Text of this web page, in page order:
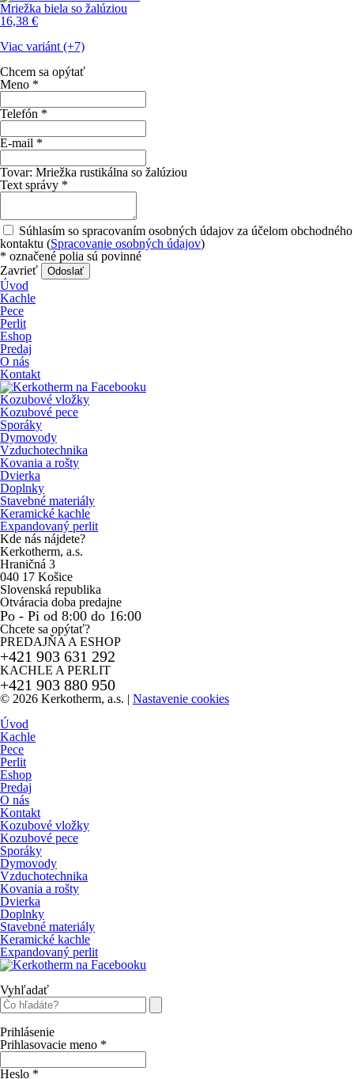
Mriežka biela so žalúziou
16,38 €
Viac variánt (+7)
Chcem sa opýtať
Meno *
Telefón *
E-mail *
Tovar: Mriežka rustikálna so žalúziou
Text správy *
Súhlasím so spracovaním osobných údajov za účelom obchodného
kontaktu (Spracovanie osobných údajov)
* označené polia sú povinné
Zavrieť
Odoslať
Úvod
Kachle
Pece
Perlit
Eshop
Predaj
O nás
Kontakt
Kozubové vložky
Kozubové pece
Sporáky
Dymovody
Vzduchotechnika
Kovania a rošty
Dvierka
Doplnky
Stavebné materiály
Keramické kachle
Expandovaný perlit
Kde nás nájdete?
Kerkotherm, a.s.
Hraničná 3
040 17 Košice
Slovenská republika
Otváracia doba predajne
Po - Pi od 8:00 do 16:00
Chcete sa opýtať?
PREDAJŇA A ESHOP
+421 903 631 292
KACHLE A PERLIT
+421 903 880 950
© 2026 Kerkotherm, a.s. | Nastavenie cookies
Úvod
Kachle
Pece
Perlit
Eshop
Predaj
O nás
Kontakt
Kozubové vložky
Kozubové pece
Sporáky
Dymovody
Vzduchotechnika
Kovania a rošty
Dvierka
Doplnky
Stavebné materiály
Keramické kachle
Expandovaný perlit
Vyhľadať
Prihlásenie
Prihlasovacie meno *
Heslo *